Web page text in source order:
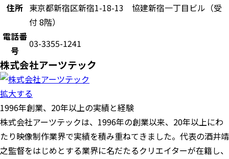
住所 東京都新宿区新宿1-18-13 協建新宿一丁目ビル（受
付 8階）
電話番
号
03-3355-1241
株式会社アーツテック
拡大する
1996年創業、20年以上の実績と経験
株式会社アーツテックは、1996年の創業以来、20年以上にわ
たり映像制作業界で実績を積み重ねてきました。代表の酒井靖
之監督をはじめとする業界に名だたるクリエイターが在籍し、